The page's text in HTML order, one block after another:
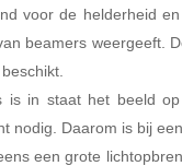
voor de helderheid
beamers weergeeft.
is in staat het beeld
nodig. Daarom is bij
een grote